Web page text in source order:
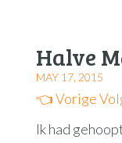
Halve
MAY 17, 2015
👈 Vorige
Ik had